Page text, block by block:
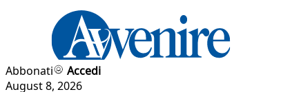
Abbonati
Accedi
August 8, 2026